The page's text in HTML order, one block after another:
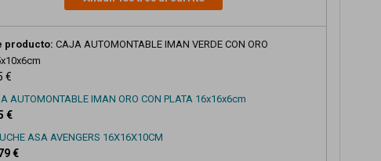
producto: CAJA AUTOMONTABLE IMAN VERDE CON ORO
€
AUTOMONTABLE IMAN ORO CON PLATA 16x16x6cm
€
ASA AVENGERS 16X16X10CM
€